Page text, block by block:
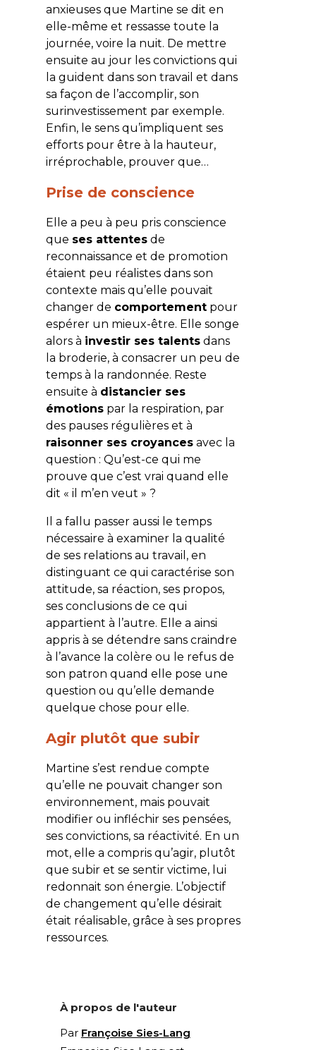
anxieuses que Martine se dit en
elle-même et ressasse toute la
journée, voire la nuit. De mettre
ensuite au jour les convictions qui
la guident dans son travail et dans
sa façon de l’accomplir, son
surinvestissement par exemple.
Enfin, le sens qu’impliquent ses
efforts pour être à la hauteur,
irréprochable, prouver que…
Prise de conscience
Elle a peu à peu pris conscience
que ses attentesde
reconnaissance et de promotion
étaient peu réalistes dans son
contexte mais qu’elle pouvait
changer de comportementpour
espérer un mieux-être. Elle songe
alors à investir ses talentsdans
la broderie, à consacrer un peu de
temps à la randonnée. Reste
ensuite à distancier ses
émotionspar la respiration, par
des pauses régulières et à
raisonner ses croyancesavec la
question : Qu’est-ce qui me
prouve que c’est vrai quand elle
dit « il m’en veut » ?
Il a fallu passer aussi le temps
nécessaire à examiner la qualité
de ses relations au travail, en
distinguant ce qui caractérise son
attitude, sa réaction, ses propos,
ses conclusions de ce qui
appartient à l’autre. Elle a ainsi
appris à se détendre sans craindre
à l’avance la colère ou le refus de
son patron quand elle pose une
question ou qu’elle demande
quelque chose pour elle.
Agir plutôt que subir
Martine s’est rendue compte
qu’elle ne pouvait changer son
environnement, mais pouvait
modifier ou infléchir ses pensées,
ses convictions, sa réactivité. En un
mot, elle a compris qu’agir, plutôt
que subir et se sentir victime, lui
redonnait son énergie. L’objectif
de changement qu’elle désirait
était réalisable, grâce à ses propres
ressources.
À propos de l'auteur
Par Françoise Sies-Lang